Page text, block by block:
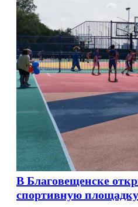
В Благовещенске
спортивную площадку